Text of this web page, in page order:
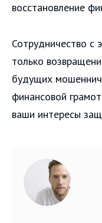
восстановление
Сотрудничество с
только
будущих
финансовой
ваши интересы